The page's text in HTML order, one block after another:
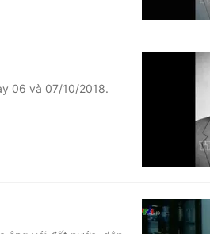
06 và 07/10/2018.